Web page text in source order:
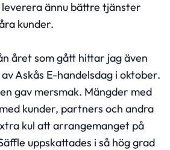
ännu bättre tjänster
kunder.
året som gått hittar jag även
Askås E-handelsdag i oktober.
gav mersmak. Mängder med
kunder, partners och andra
kul att arrangemanget på
uppskattades i så hög grad